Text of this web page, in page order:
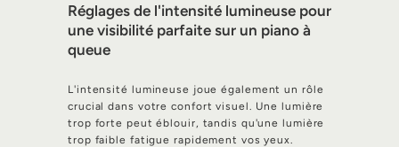
Réglages de l'intensité lumineuse pour
une visibilité parfaite sur un piano à
queue
L'intensité lumineuse joue également un rôle
crucial dans votre confort visuel. Une lumière
trop forte peut éblouir, tandis qu'une lumière
trop faible fatigue rapidement vos yeux.